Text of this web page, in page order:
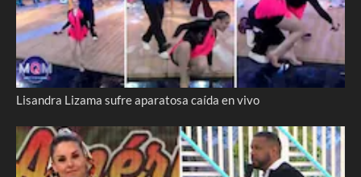
Lisandra Lizama sufre aparatosa caída en vivo